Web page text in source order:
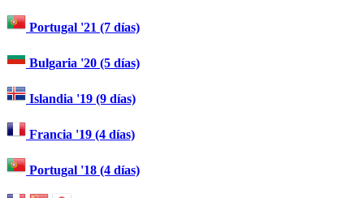
Portugal '21 (7 días)
Bulgaria '20 (5 días)
Islandia '19 (9 días)
Francia '19 (4 días)
Portugal '18 (4 días)